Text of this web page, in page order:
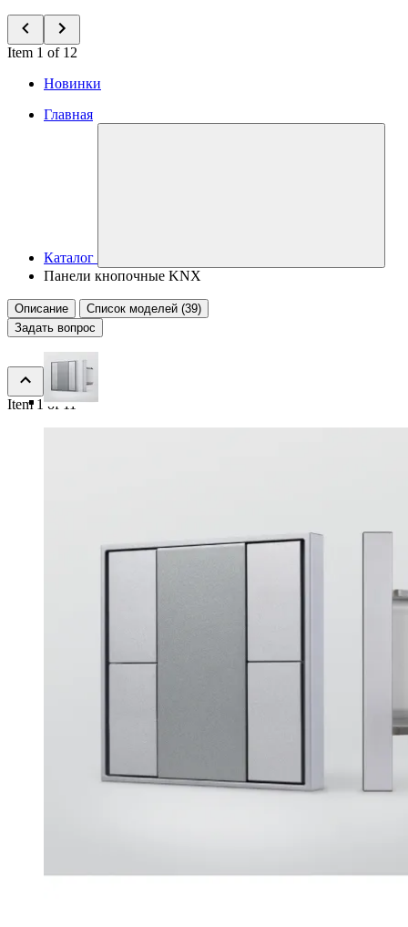
Item 1 of 12
Новинки
Главная
Каталог
Панели кнопочные KNX
Описание
Список моделей (39)
Задать вопрос
Item 1 of 11